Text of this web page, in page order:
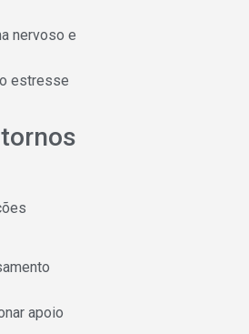
nervoso e
estresse
apoio